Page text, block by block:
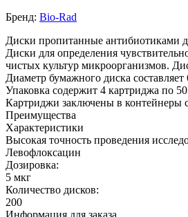
Бренд: Bio-Rad
Диски пропитанные антибиотиками
Диски для определения
чистых культур микроорганизмов.
Диаметр бумажного диска
Упаковка содержит 4 картриджа по
Картриджи заключены в контейнеры
Преимущества
Характеристики
Высокая точность проведения
Левофлоксацин
Дозировка:
5 мкг
Количество дисков:
200
Информация для заказа